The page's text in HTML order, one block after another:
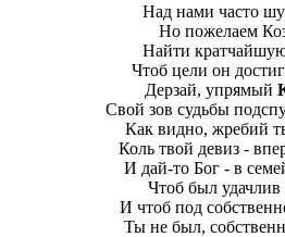
Над нами часто
Но пожелаем
Найти
Чтоб цели он
Дерзай, упрямый
Свой зов судьбы
Как видно, жребий
Коль твой девиз -
И дай-то Бог - в
Чтоб был удачлив
И чтоб под
Ты не был,